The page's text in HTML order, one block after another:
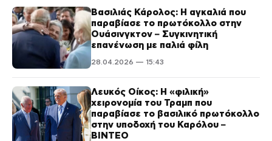
Βασιλιάς Κάρολος: Η αγκαλιά που
παραβίασε το πρωτόκολλο στην
Ουάσινγκτον – Συγκινητική
επανένωση με παλιά φίλη
28.04.2026 — 15:43
Λευκός Οίκος: Η «φιλική»
χειρονομία του Τραμπ που
παραβίασε το βασιλικό πρωτόκολλο
στην υποδοχή του Καρόλου –
ΒΙΝΤΕΟ